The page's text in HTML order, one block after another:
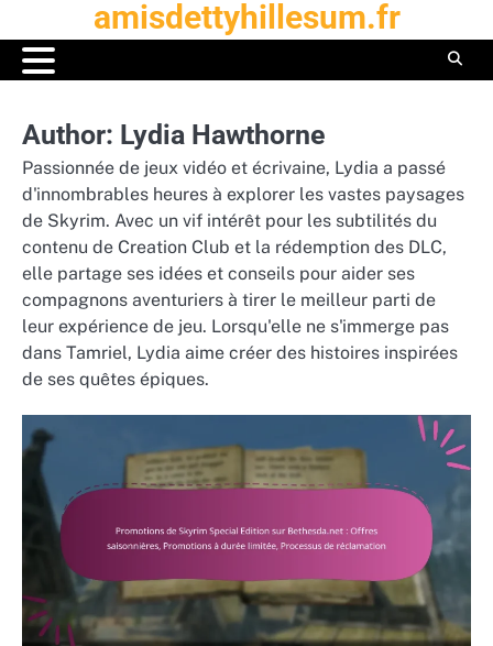
to
content
amisdettyhillesum.fr
Author: Lydia Hawthorne
Passionnée de jeux vidéo et écrivaine, Lydia a passé
d'innombrables heures à explorer les vastes paysages
de Skyrim. Avec un vif intérêt pour les subtilités du
contenu de Creation Club et la rédemption des DLC,
elle partage ses idées et conseils pour aider ses
compagnons aventuriers à tirer le meilleur parti de
leur expérience de jeu. Lorsqu'elle ne s'immerge pas
dans Tamriel, Lydia aime créer des histoires inspirées
de ses quêtes épiques.